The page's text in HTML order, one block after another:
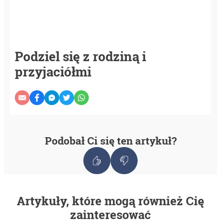
Podziel się z rodziną i
przyjaciółmi
Podobał Ci się ten artykuł?
Artykuły, które mogą również Cię
zainteresować